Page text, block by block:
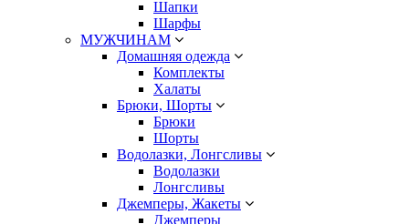
Шапки
Шарфы
МУЖЧИНАМ
Домашняя одежда
Комплекты
Халаты
Брюки, Шорты
Брюки
Шорты
Водолазки, Лонгсливы
Водолазки
Лонгсливы
Джемперы, Жакеты
Джемперы